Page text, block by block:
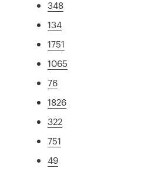
348
134
1751
1065
76
1826
322
751
49